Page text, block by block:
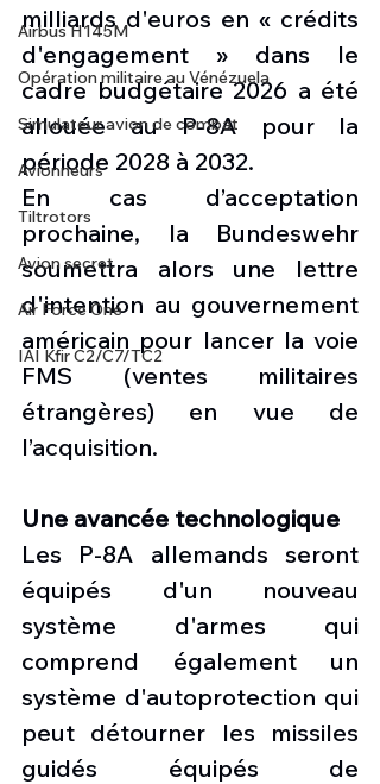
Airbus H145M
Opération militaire au Vénézuela
Simulateur avion de combat
Avionneurs
Tiltrotors
Avion secret
Air Force One
IAI Kfir C2/C7/TC2
milliards d'euros en « crédits
d'engagement » dans le
cadre budgétaire 2026 a été
allouée au P-8A pour la
période 2028 à 2032.
En cas d’acceptation
prochaine, la Bundeswehr
soumettra alors une lettre
d'intention au gouvernement
américain pour lancer la voie
FMS (ventes militaires
étrangères) en vue de
l’acquisition.
Une avancée technologique
Les P-8A allemands seront
équipés d'un nouveau
système d'armes qui
comprend également un
système d'autoprotection qui
peut détourner les missiles
guidés équipés de